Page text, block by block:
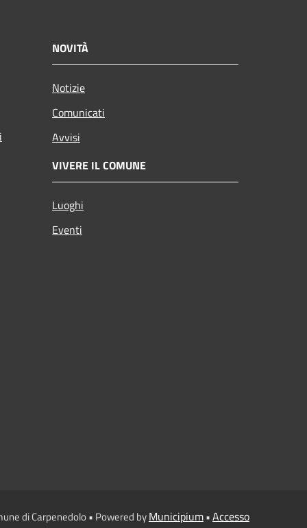
NOVITÀ
Notizie
Comunicati
Avvisi
VIVERE IL COMUNE
Luoghi
Eventi
di Carpenedolo • Powered byMunicipium•Accesso